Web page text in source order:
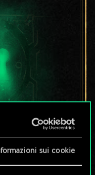
sui cookie
un